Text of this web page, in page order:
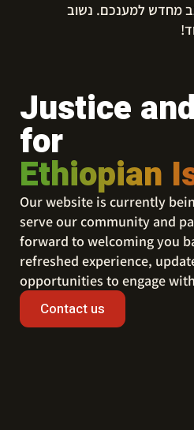
מחדש למענכם. נשוב
Justice
for
Ethiopian
Our website is currently
serve our community and
forward to welcoming you
refreshed experience,
opportunities to engage
Contact us